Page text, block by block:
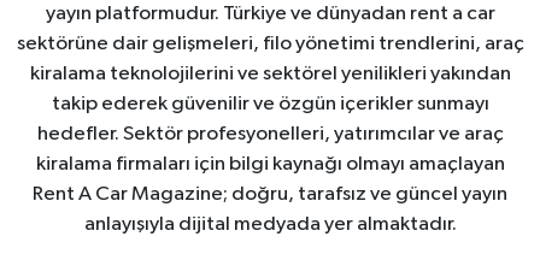
yayın platformudur. Türkiye ve dünyadan rent a car
sektörüne dair gelişmeleri, filo yönetimi trendlerini, araç
kiralama teknolojilerini ve sektörel yenilikleri yakından
takip ederek güvenilir ve özgün içerikler sunmayı
hedefler. Sektör profesyonelleri, yatırımcılar ve araç
kiralama firmaları için bilgi kaynağı olmayı amaçlayan
Rent A Car Magazine; doğru, tarafsız ve güncel yayın
anlayışıyla dijital medyada yer almaktadır.